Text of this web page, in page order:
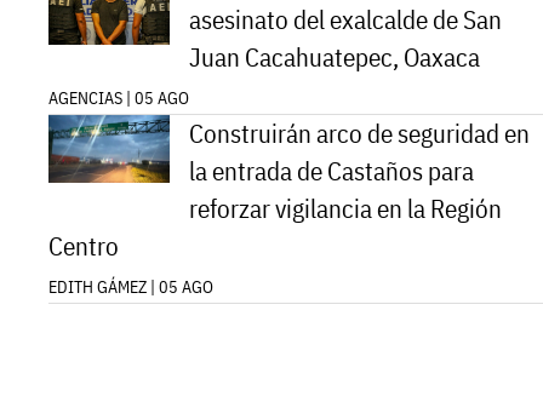
asesinato del exalcalde de San
Juan Cacahuatepec, Oaxaca
AGENCIAS | 05 AGO
Construirán arco de seguridad en
la entrada de Castaños para
reforzar vigilancia en la Región
Centro
EDITH GÁMEZ | 05 AGO